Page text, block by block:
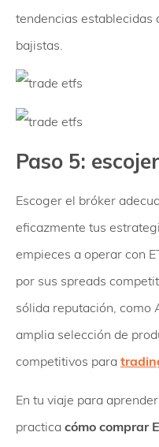
tendencias establecidas
bajistas.
Paso 5:
Escoger el bróker
eficazmente tus
empieces a operar con
por sus spreads
sólida reputación, como
amplia selección de
competitivos para
En tu viaje para aprender
practica cómo comprar